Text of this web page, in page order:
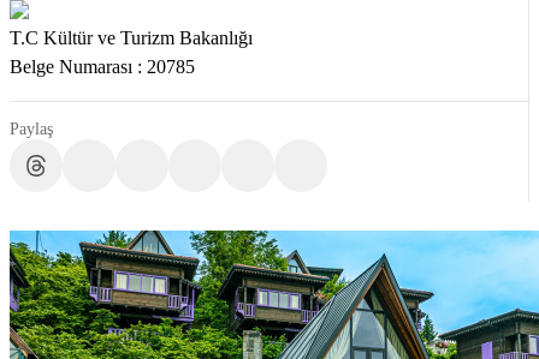
T.C Kültür ve Turizm Bakanlığı
Belge Numarası : 20785
Paylaş